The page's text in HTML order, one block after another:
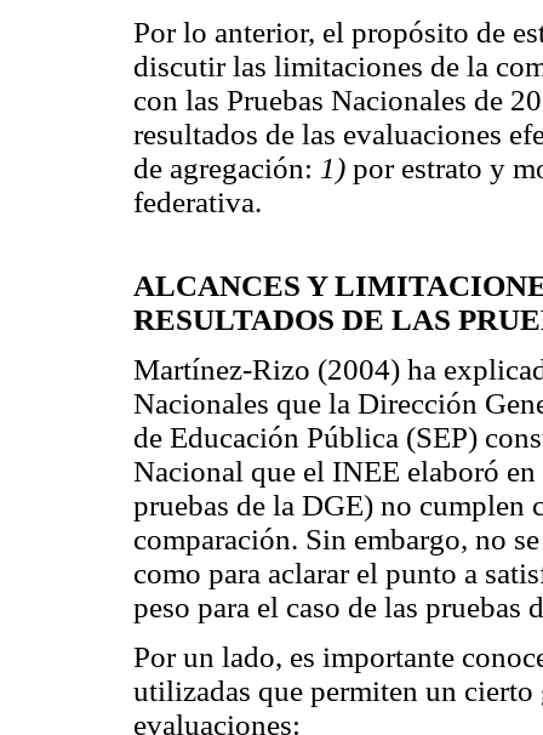
Por lo anterior, el propósito de
discutir las limitaciones de la
con las Pruebas Nacionales de
resultados de las evaluaciones
de agregación: 1) por estrato y
federativa.
ALCANCES Y
RESULTADOS DE LAS
Martínez-Rizo (2004) ha
Nacionales que la Dirección
de Educación Pública (SEP)
Nacional que el INEE elaboró
pruebas de la DGE) no cumplen
comparación. Sin embargo, no
como para aclarar el punto a
peso para el caso de las pruebas
Por un lado, es importante
utilizadas que permiten un cierto
evaluaciones: